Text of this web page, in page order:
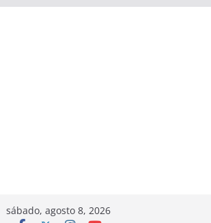
sábado, agosto 8, 2026